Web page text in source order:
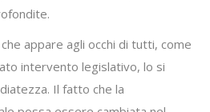
appare agli occhi di tutti, come
intervento legislativo, lo si
Il fatto che la